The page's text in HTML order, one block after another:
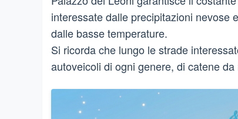
interessate dalle precipitazioni nevose
dalle basse temperature.
Si ricorda che lungo le strade
autoveicoli di ogni genere, di catene